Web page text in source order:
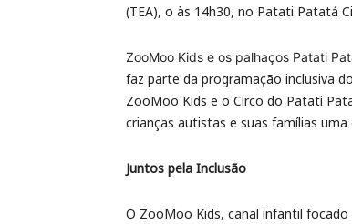
(TEA), o às 14h30, no Patati Patatá
ZooMoo Kids e os palhaços Patati
faz parte da programação inclusiva
ZooMoo Kids e o Circo do Patati
crianças autistas e suas famílias
Juntos pela Inclusão
O ZooMoo Kids, canal infantil